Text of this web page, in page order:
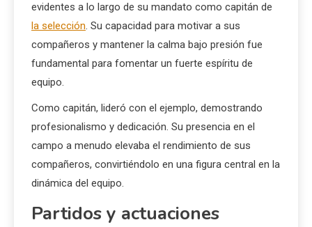
evidentes a lo largo de su mandato como capitán de
la selección. Su capacidad para motivar a sus
compañeros y mantener la calma bajo presión fue
fundamental para fomentar un fuerte espíritu de
equipo.
Como capitán, lideró con el ejemplo, demostrando
profesionalismo y dedicación. Su presencia en el
campo a menudo elevaba el rendimiento de sus
compañeros, convirtiéndolo en una figura central en la
dinámica del equipo.
Partidos y actuaciones